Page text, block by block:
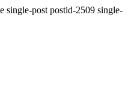
single-post postid-2509 single-